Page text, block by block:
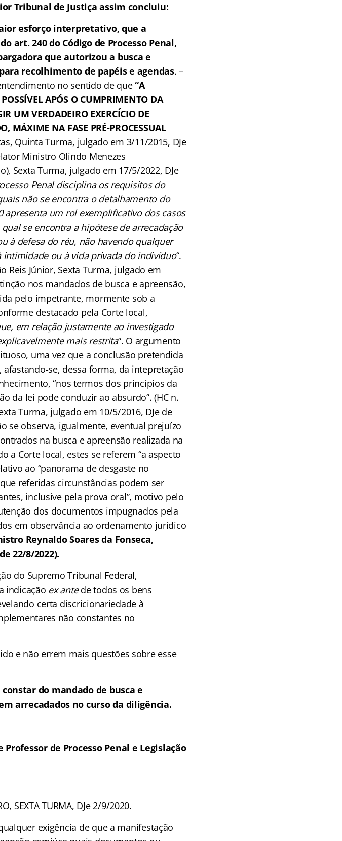
Tribunal de Justiça assim concluiu:
esforço interpretativo, que a
art. 240 do Código de Processo Penal,
que autorizou a busca e
recolhimento de papéis e agendas. –
no sentido de que“A
APÓS O CUMPRIMENTO DA
UM VERDADEIRO EXERCÍCIO DE
MÁXIME NA FASE PRÉ-PROCESSUAL
Quinta Turma, julgado em 3/11/2015, DJe
Ministro Olindo Menezes
Sexta Turma, julgado em 17/5/2022, DJe
Penal disciplina os requisitos do
não se encontra o detalhamento do
apresenta um rol exemplificativo dos casos
se encontra a hipótese de arrecadação
à defesa do réu, não havendo qualquer
intimidade ou à vida privada do indivíduo“.
Reis Júnior, Sexta Turma, julgado em
nos mandados de busca e apreensão,
pelo impetrante, mormente sob a
destacado pela Corte local,
em relação justamente ao investigado
mais restrita“. O argumento
uma vez que a conclusão pretendida
se, dessa forma, da intepretação
“nos termos dos princípios da
da lei pode conduzir ao absurdo”. (HC n.
Turma, julgado em 10/5/2016, DJe de
se observa, igualmente, eventual prejuízo
na busca e apreensão realizada na
a Corte local, estes se referem “a aspecto
ao “panorama de desgaste no
referidas circunstâncias podem ser
inclusive pela prova oral”, motivo pelo
dos documentos impugnados pela
em observância ao ordenamento jurídico
Reynaldo Soares da Fonseca,
22/8/2022).
do Supremo Tribunal Federal,
indicação ex antede todos os bens
certa discricionariedade à
não constantes no
e não errem mais questões sobre esse
do mandado de busca e
arrecadados no curso da diligência.
de Processo Penal e Legislação
SEXTA TURMA, DJe 2/9/2020.
exigência de que a manifestação